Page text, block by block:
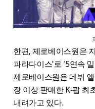
한편, 제로베이스원은
파라다이스'로 '5연속
제로베이스원은 데뷔
장 이상 판매한 K-팝 최
내려가고 있다.